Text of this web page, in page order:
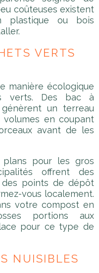
coûteuses existent
plastique ou bois
VERTS
manière écologique
verts. Des bac à
un terreau
volumes en coupant
avant de les
plans pour les gros
offrent des
des points de dépôt
vous localement.
votre compost en
portions aux
pour ce type de
NUISIBLES